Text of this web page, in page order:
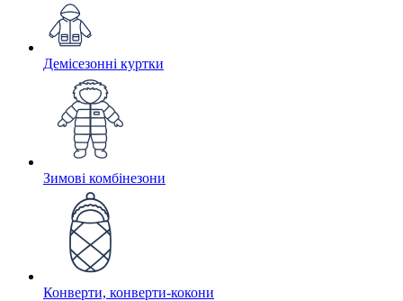
Демісезонні куртки
Зимові комбінезони
Конверти, конверти-кокони